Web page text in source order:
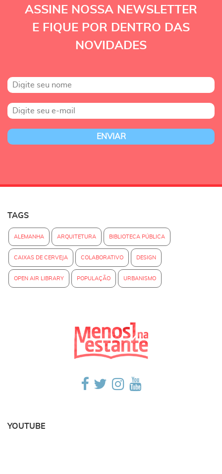
ASSINE NOSSA NEWSLETTER
E FIQUE POR DENTRO DAS
NOVIDADES
TAGS
ALEMANHA ARQUITETURA BIBLIOTECA PÚBLICA
CAIXAS DE CERVEJA COLABORATIVO DESIGN
OPEN AIR LIBRARY POPULAÇÃO URBANISMO
YOUTUBE